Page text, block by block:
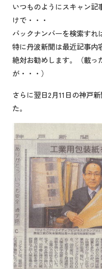
いつものようにスキャン記
けで・・・
バックナンバーを検索すれ
特に丹波新聞は最近記事内
絶対お勧めします。（載っ
が・・・）
さらに翌日2月11日の神戸
た。